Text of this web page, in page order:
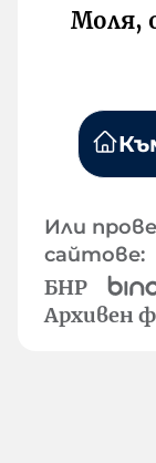
Моля,
Или
сайтове:
БНР
Архивен